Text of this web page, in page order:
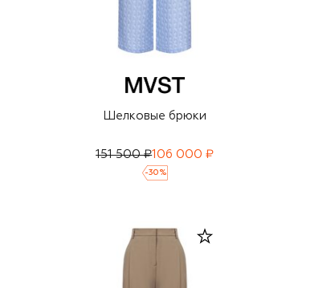
Шелковые брюки
151 500 ₽106 000 ₽
-30 %